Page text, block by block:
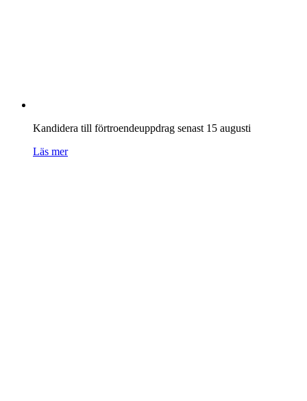
Kandidera till förtroendeuppdrag senast 15 augusti
Läs mer